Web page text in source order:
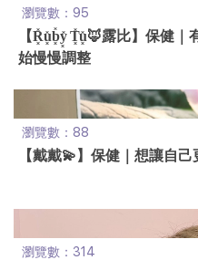
瀏覽數：95
【R͓̽u͓̽b͓̽y͓̽ T͓̽u͓̽🦊露比】保健
始慢慢調整
瀏覽數：88
【戴戴💫】保健｜想讓自
瀏覽數：314